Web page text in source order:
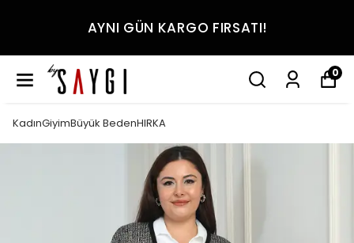
AYNI GÜN KARGO FIRSATI!
0
KadınGiyimBüyük BedenHIRKA